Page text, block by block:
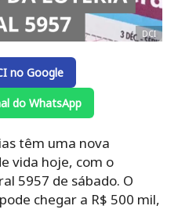
DCI
no Google
do WhatsApp
têm uma nova
vida hoje, com o
5957 de sábado. O
chegar a R$ 500 mil,